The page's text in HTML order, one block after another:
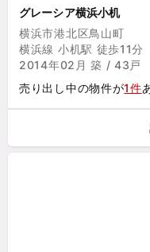
グレーシア横浜小机
横浜市港北区鳥山町
横浜線 小机駅 徒歩11分
2014年02月 築 / 43戸
売り出し中の物件が1件